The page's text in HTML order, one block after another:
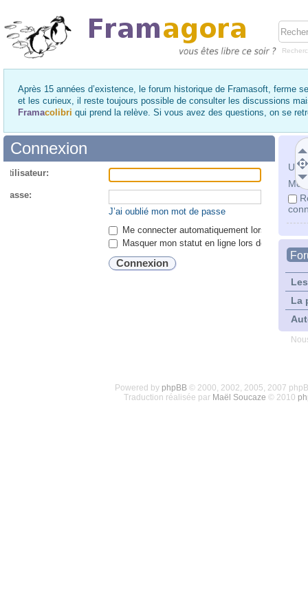
Après 15 années d’existence, le forum historique de Framasoft, ferme
et les curieux, il reste toujours possible de consulter les discussions
Framacolibri qui prend la relève. Si vous avez des questions, on se
Mot
La
Connexion
passe:
J’ai oublié mon mot de passe
Me connecter automatiquement lors de
Masquer mon statut en ligne lors de cette
Powered by phpBB© 2000, 2002, 2005, 2007
Traduction réalisée par Maël Soucaze © 2010